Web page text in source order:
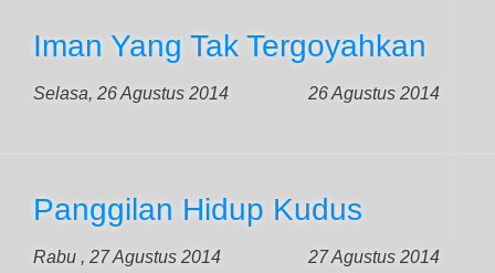
Iman Yang Tak Tergoyahkan
Selasa, 26 Agustus 2014 26 Agustus 2014
Panggilan Hidup Kudus
Rabu , 27 Agustus 2014 27 Agustus 2014